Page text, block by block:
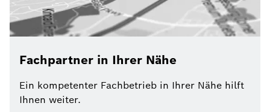
Fachpartner in Ihrer Nähe
Ein kompetenter Fachbetrieb in Ihrer Nähe hilft
Ihnen weiter.